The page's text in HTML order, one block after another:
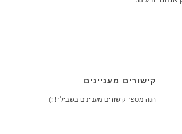
קישורים מעניינים
הנה מספר קישורים מעניינים בשבילך! :)